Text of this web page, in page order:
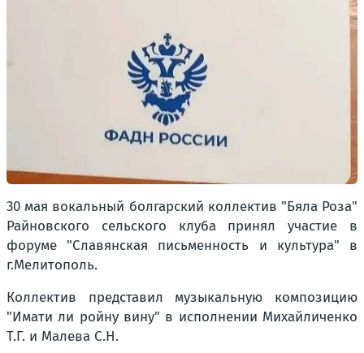
30 мая вокальный болгарский коллектив "Бяла Роза"
Райновского сельского клуба принял участие в
форуме "Славянская письменность и культура" в
г.Мелитополь.
Коллектив представил музыкальную композицию
"Имати ли ройну вину" в исполнении Михайличенко
Т.Г. и Малева С.Н.